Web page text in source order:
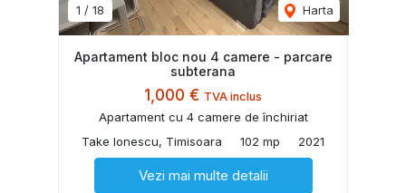
1 / 18 Harta
Apartament bloc nou 4 camere - parcare
subterana
1,000 € TVA inclus
Apartament cu 4 camere de închiriat
Take Ionescu, Timisoara
102 mp 2021
Vezi mai multe detalii